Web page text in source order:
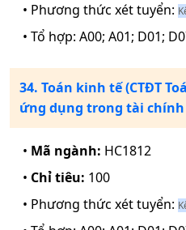
• Phương thức xét tuyển:
• Tổ hợp: A00; A01; D01;
34. Toán kinh tế (CTĐT
ứng dụng trong tài
• Mã ngành: HC1812
• Chỉ tiêu: 100
• Phương thức xét tuyển: